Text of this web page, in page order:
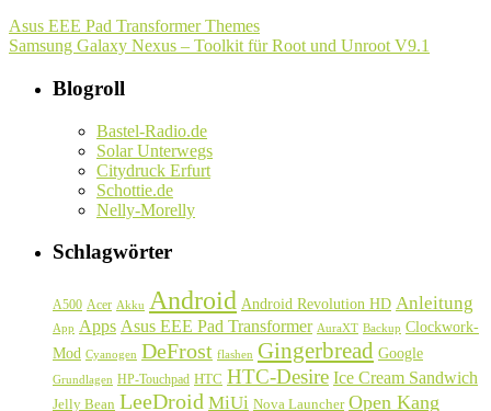
Asus EEE Pad Transformer Themes
Samsung Galaxy Nexus – Toolkit für Root und Unroot V9.1
Blogroll
Bastel-Radio.de
Solar Unterwegs
Citydruck Erfurt
Schottie.de
Nelly-Morelly
Schlagwörter
A500 Acer Akku Android Android Revolution HD Anleitung
App Apps Asus EEE Pad Transformer AuraXT Backup Clockwork-
Mod Cyanogen DeFrost flashen Gingerbread Google
Grundlagen HP-Touchpad HTC HTC-Desire Ice Cream Sandwich
Jelly Bean LeeDroid MiUi Nova Launcher Open Kang